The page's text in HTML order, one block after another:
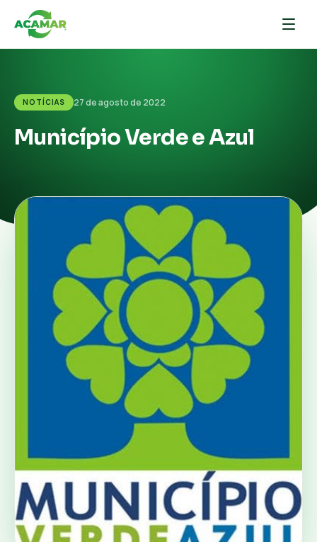
NOTÍCIAS 27 de agosto de 2022
Município Verde e Azul